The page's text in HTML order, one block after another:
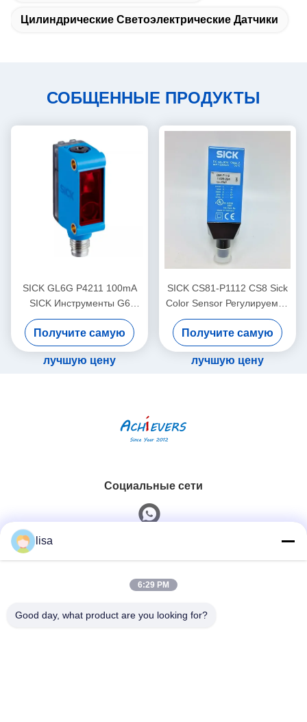
Цилиндрические Светоэлектрические Датчики
СОБЩЕННЫЕ ПРОДУКТЫ
SICK GL6G P4211 100mA
SICK Инструменты G6
Миниатюрные
фотоэлектрические датчики
Видимый красный свет
Получите самую
лучшую цену
SICK CS81-P1112 CS8 Sick
Color Sensor Регулируемая
частота переключения
Получите самую
лучшую цену
Социальные сети
0086-13828861501
lisa
6:29 PM
Good day, what product are you looking for?